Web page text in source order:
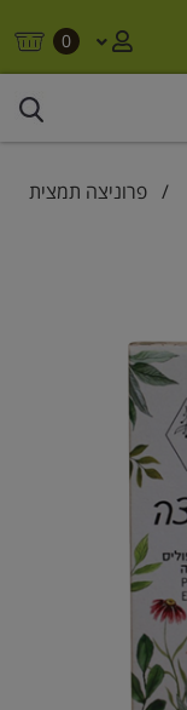
0
/ פרוניצה תמצית